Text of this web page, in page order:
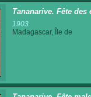
Tananarive. Fête des
1903
Madagascar, Île de